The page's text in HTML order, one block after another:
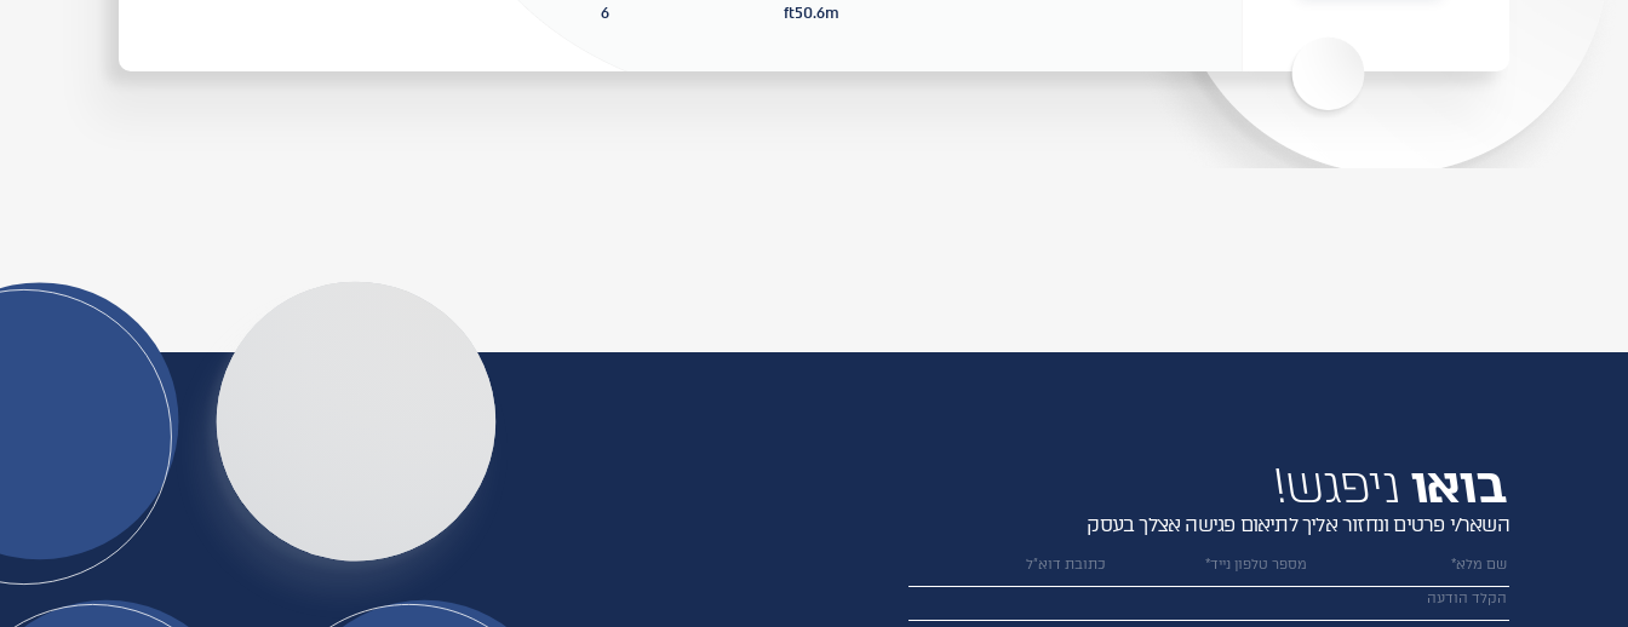
ft50.6m
6
בואוניפגש!
השאר/י פרטים ונחזור אליך לתיאום פגישה אצלך בעסק